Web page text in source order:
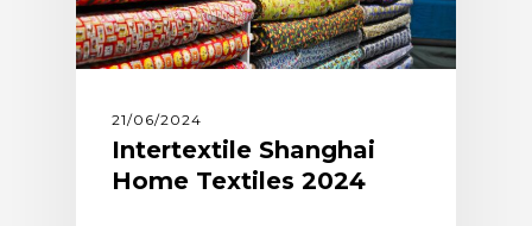
21/06/2024
Intertextile Shanghai
Home Textiles 2024